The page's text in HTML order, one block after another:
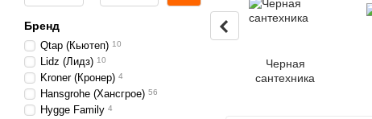
Черная
сантехника
Бренд
Qtap (Кьютеп) 10
Lidz (Лидз) 10
Kroner (Кронер) 4
Hansgrohe (Хансгрое) 56
Hygge Family 4